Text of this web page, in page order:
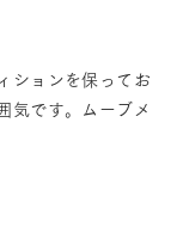
ションを保ってお
気です。ムーブメ